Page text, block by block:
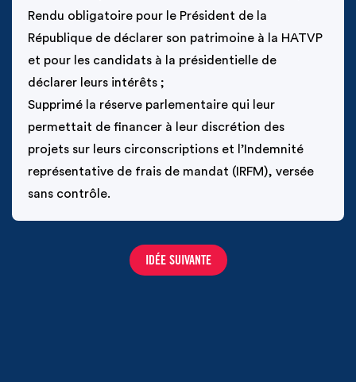
Rendu obligatoire pour le Président de la
République de déclarer son patrimoine à la HATVP
et pour les candidats à la présidentielle de
déclarer leurs intérêts ;
Supprimé la réserve parlementaire qui leur
permettait de financer à leur discrétion des
projets sur leurs circonscriptions et l’Indemnité
représentative de frais de mandat (IRFM), versée
sans contrôle.
IDÉE SUIVANTE